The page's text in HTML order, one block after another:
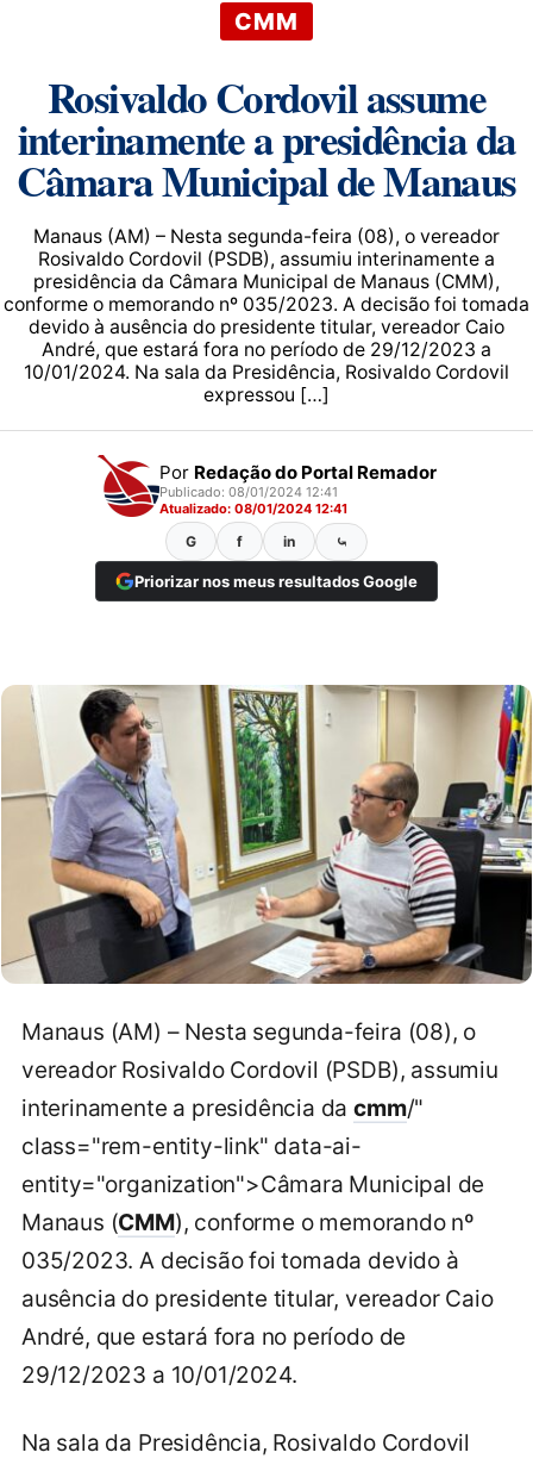
CMM
Rosivaldo Cordovil assume
interinamente a presidência da
Câmara Municipal de Manaus
Manaus (AM) – Nesta segunda-feira (08), o vereador
Rosivaldo Cordovil (PSDB), assumiu interinamente a
presidência da Câmara Municipal de Manaus (CMM),
conforme o memorando nº 035/2023. A decisão foi tomada
devido à ausência do presidente titular, vereador Caio
André, que estará fora no período de 29/12/2023 a
10/01/2024. Na sala da Presidência, Rosivaldo Cordovil
expressou […]
Por Redação do Portal Remador
Publicado: 08/01/2024 12:41
Atualizado: 08/01/2024 12:41
G f in ⤿
Priorizar nos meus resultados Google
Manaus (AM) – Nesta segunda-feira (08), o
vereador Rosivaldo Cordovil (PSDB), assumiu
interinamente a presidência dacmm/"
class="rem-entity-link" data-ai-
entity="organization">Câmara Municipal de
Manaus (CMM), conforme o memorando nº
035/2023. A decisão foi tomada devido à
ausência do presidente titular, vereador Caio
André, que estará fora no período de
29/12/2023 a 10/01/2024.
Na sala da Presidência, Rosivaldo Cordovil